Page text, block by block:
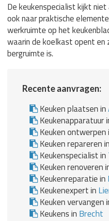
De keukenspecialist kijkt
ook naar praktische
werkruimte op het
waarin de koelkast opent
bergruimte is.
Recente aanvragen:
Keuken plaatsen in
Keukenapparatuur
Keuken ontwerpen
Keuken repareren in
Keukenspecialist in
Keuken renoveren
Keukenreparatie in
Keukenexpert in
Keuken vervangen
Keukens in Brecht